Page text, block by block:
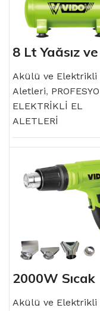
8 Lt Yağsız ve
Sessiz
Akülü ve Elektrikli
Aletleri,
ELEKTRİKLİ EL
ALETLERİ
2000W Sıcak
Hava
Akülü ve Elektrikli